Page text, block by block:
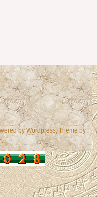
byWordpress, Theme by
.